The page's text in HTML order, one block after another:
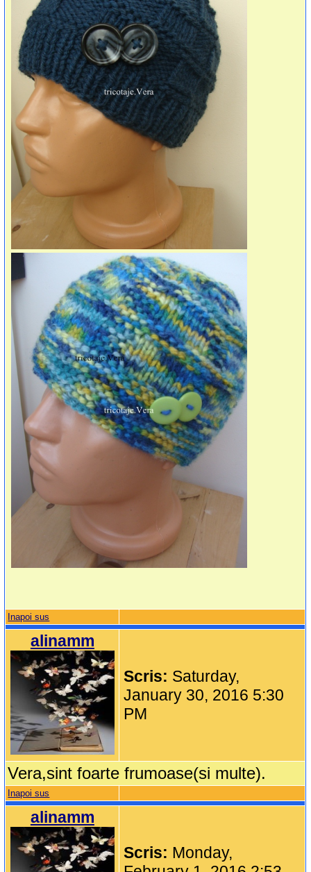
Inapoi sus
alinamm
Scris: Saturday,
January 30, 2016 5:30
PM
Vera,sint foarte frumoase(si multe).
Inapoi sus
alinamm
Scris: Monday,